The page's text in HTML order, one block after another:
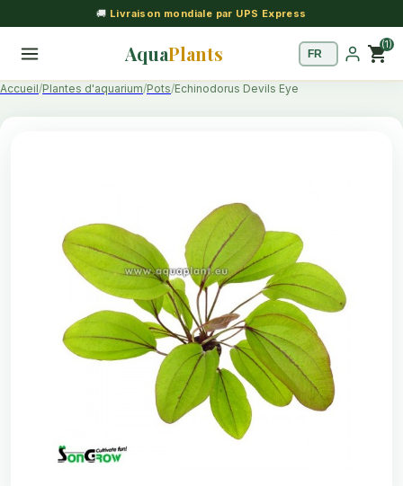
🚚 Livraison mondiale par UPS Express
AquaPlants shopping_cart(1)
Accueil Plantes d'aquarium Pots Echinodorus Devils Eye